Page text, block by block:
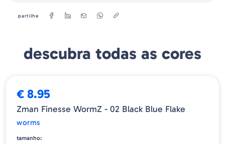
partilhe
descubra todas as cores
€ 8.95
Zman Finesse WormZ - 02 Black Blue Flake
worms
tamanho: